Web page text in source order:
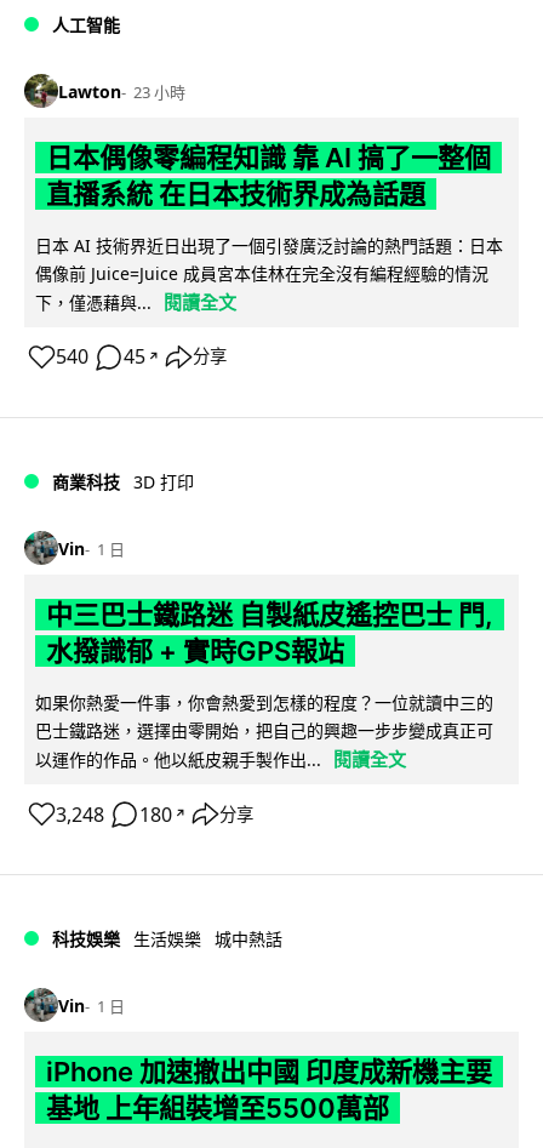
人工智能
Lawton 23 小時
日本偶像零編程知識 靠 AI 搞了一整個
直播系統 在日本技術界成為話題
日本 AI 技術界近日出現了一個引發廣泛討論的熱門話題：日本
偶像前 Juice=Juice 成員宮本佳林在完全沒有編程經驗的情況
下，僅憑藉與...
閱讀全文
540 45 ↗ 分享
商業科技 3D 打印
Vin 1 日
中三巴士鐵路迷 自製紙皮遙控巴士 門,
水撥識郁 + 實時GPS報站
如果你熱愛一件事，你會熱愛到怎樣的程度？一位就讀中三的
巴士鐵路迷，選擇由零開始，把自己的興趣一步步變成真正可
以運作的作品。他以紙皮親手製作出...
閱讀全文
3,248 180 ↗ 分享
科技娛樂 生活娛樂 城中熱話
Vin 1 日
iPhone 加速撤出中國 印度成新機主要
基地 上年組裝增至5500萬部